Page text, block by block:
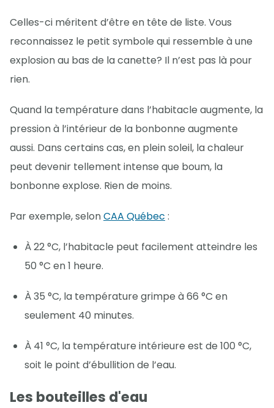
Celles-ci méritent d’être en tête de liste. Vous
reconnaissez le petit symbole qui ressemble à une
explosion au bas de la canette? Il n’est pas là pour
rien.
Quand la température dans l’habitacle augmente, la
pression à l’intérieur de la bonbonne augmente
aussi. Dans certains cas, en plein soleil, la chaleur
peut devenir tellement intense que boum, la
bonbonne explose. Rien de moins.
Par exemple, selonCAA Québec :
À 22 °C, l’habitacle peut facilement atteindre les
50 °C en 1 heure.
À 35 °C, la température grimpe à 66 °C en
seulement 40 minutes.
À 41 °C, la température intérieure est de 100 °C,
soit le point d’ébullition de l’eau.
Les bouteilles d'eau